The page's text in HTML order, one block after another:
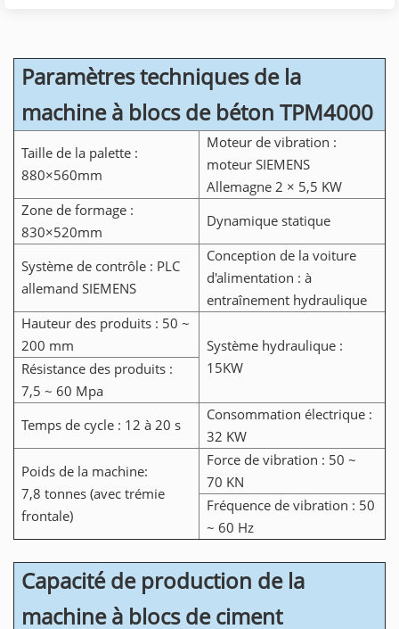
Paramètres techniques de la
machine à blocs de béton TPM4000
Taille de la palette :
880×560mm
Moteur de vibration :
moteur SIEMENS
Allemagne 2 × 5,5 KW
Zone de formage :
830×520mm
Dynamique statique
Système de contrôle : PLC
allemand SIEMENS
Conception de la voiture
d'alimentation : à
entraînement hydraulique
Hauteur des produits : 50 ~
200 mm
Système hydraulique :
15KW
Résistance des produits :
7,5 ~ 60 Mpa
Temps de cycle : 12 à 20 s
Consommation électrique :
32 KW
Poids de la machine:
7,8 tonnes (avec trémie
frontale)
Force de vibration : 50 ~
70 KN
Fréquence de vibration : 50
~ 60 Hz
Capacité de production de la
machine à blocs de ciment